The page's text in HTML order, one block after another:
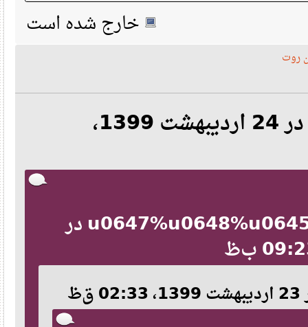
خارج شده است
نقل‌قول از: sun-pda در 24 اردیبهشت 1399،
%u0647%u0648%u0645%u0627%u0646 در